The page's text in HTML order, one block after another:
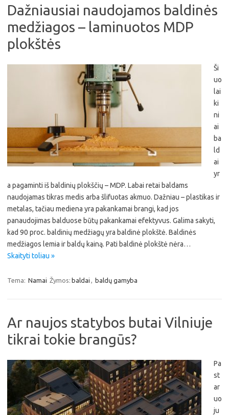
Dažniausiai naudojamos baldinės
medžiagos – laminuotos MDP
plokštės
Ši
uo
lai
ki
ni
ai
ba
ld
ai
yr
a pagaminti iš baldinių plokščių – MDP. Labai retai baldams
naudojamas tikras medis arba šlifuotas akmuo. Dažniau – plastikas ir
metalas, tačiau mediena yra pakankamai brangi, kad jos
panaudojimas balduose būtų pakankamai efektyvus. Galima sakyti,
kad 90 proc. baldinių medžiagų yra baldinė plokštė. Baldinės
medžiagos lemia ir baldų kainą. Pati baldinė plokštė nėra…
Skaityti toliau »
Tema: Namai Žymos: baldai , baldų gamyba
Ar naujos statybos butai Vilniuje
tikrai tokie brangūs?
Pa
st
ar
uo
ju